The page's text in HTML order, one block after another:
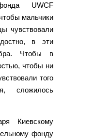
фонда UWCF
мальчики
чувствовали
в эти
Чтобы в
чтобы ни
того
сложилось
Киевскому
фонду